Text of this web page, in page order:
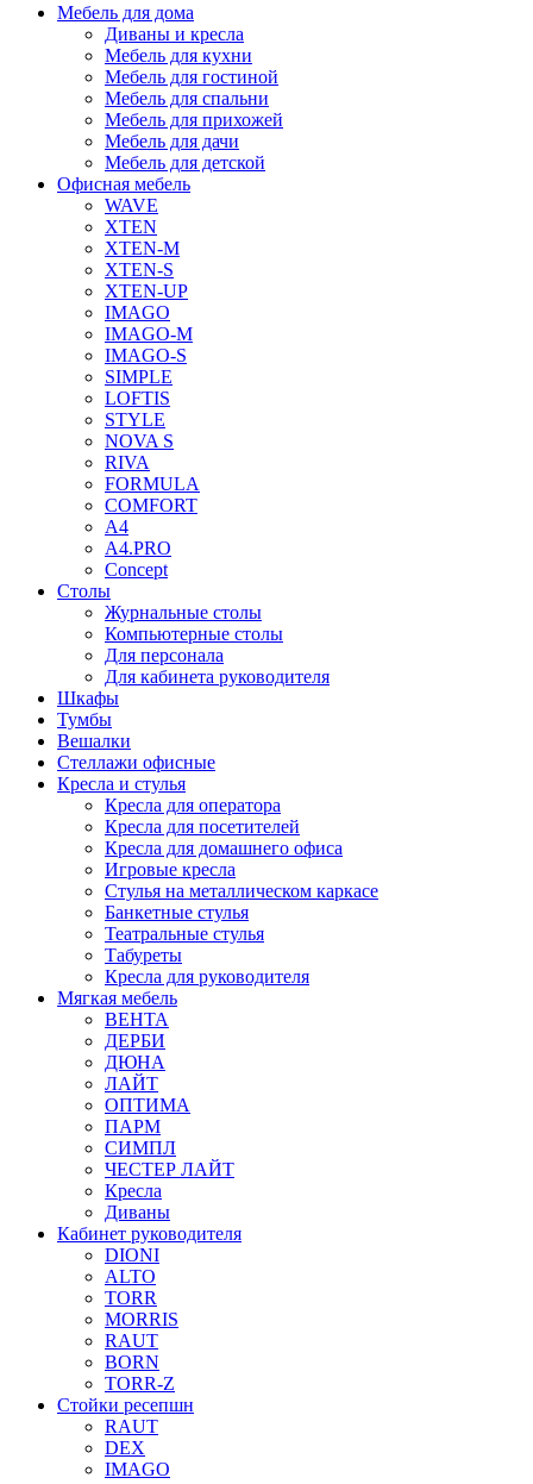
Мебель для дома
Диваны и кресла
Мебель для кухни
Мебель для гостиной
Мебель для спальни
Мебель для прихожей
Мебель для дачи
Мебель для детской
Офисная мебель
WAVE
XTEN
XTEN-M
XTEN-S
XTEN-UP
IMAGO
IMAGO-M
IMAGO-S
SIMPLE
LOFTIS
STYLE
NOVA S
RIVA
FORMULA
COMFORT
A4
A4.PRO
Concept
Столы
Журнальные столы
Компьютерные столы
Для персонала
Для кабинета руководителя
Шкафы
Тумбы
Вешалки
Стеллажи офисные
Кресла и стулья
Кресла для оператора
Кресла для посетителей
Кресла для домашнего офиса
Игровые кресла
Стулья на металлическом каркасе
Банкетные стулья
Театральные стулья
Табуреты
Кресла для руководителя
Мягкая мебель
ВЕНТА
ДЕРБИ
ДЮНА
ЛАЙТ
ОПТИМА
ПАРМ
СИМПЛ
ЧЕСТЕР ЛАЙТ
Кресла
Диваны
Кабинет руководителя
DIONI
ALTO
TORR
MORRIS
RAUT
BORN
TORR-Z
Стойки ресепшн
RAUT
DEX
IMAGO